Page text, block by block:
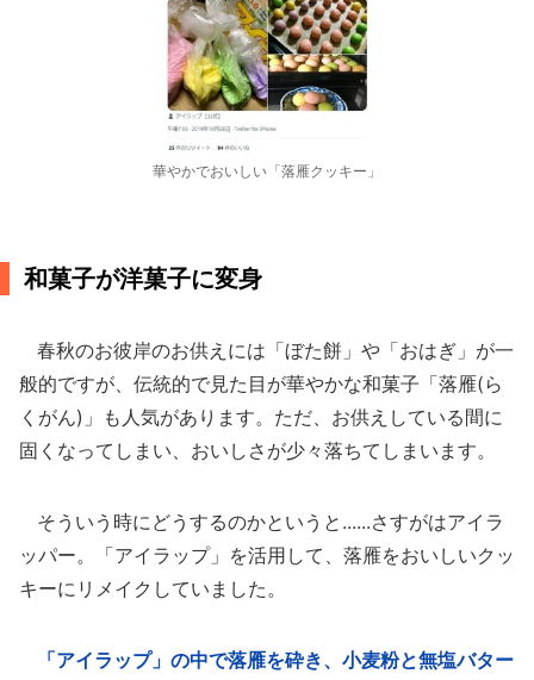
華やかでおいしい「落雁クッキー」
和菓子が洋菓子に変身
春秋のお彼岸のお供えには「ぼた餅」や「おはぎ」が一
般的ですが、伝統的で見た目が華やかな和菓子「落雁(ら
くがん)」も人気があります。ただ、お供えしている間に
固くなってしまい、おいしさが少々落ちてしまいます。
そういう時にどうするのかというと......さすがはアイラ
ッパー。「アイラップ」を活用して、落雁をおいしいクッ
キーにリメイクしていました。
「アイラップ」の中で落雁を砕き、小麦粉と無塩バター